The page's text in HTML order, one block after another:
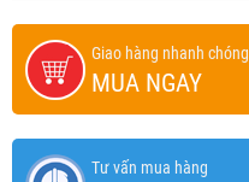
Giao hàng nhanh chóng
MUA NGAY
Tư vấn mua hàng